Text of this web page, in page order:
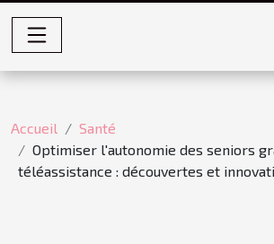
Accueil
Santé
Optimiser l'autonomie des seniors
téléassistance : découvertes et